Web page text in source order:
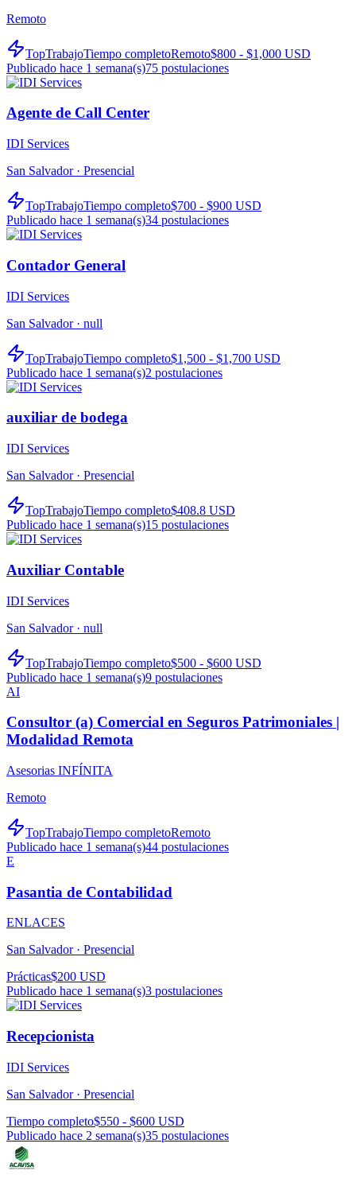
Remoto
TopTrabajoTiempo completoRemoto$800 - $1,000 USD
Publicado hace 1 semana(s)75 postulaciones
Agente de Call Center
IDI Services
San Salvador · Presencial
TopTrabajoTiempo completo$700 - $900 USD
Publicado hace 1 semana(s)34 postulaciones
Contador General
IDI Services
San Salvador · null
TopTrabajoTiempo completo$1,500 - $1,700 USD
Publicado hace 1 semana(s)2 postulaciones
auxiliar de bodega
IDI Services
San Salvador · Presencial
TopTrabajoTiempo completo$408.8 USD
Publicado hace 1 semana(s)15 postulaciones
Auxiliar Contable
IDI Services
San Salvador · null
TopTrabajoTiempo completo$500 - $600 USD
Publicado hace 1 semana(s)9 postulaciones
AI
Consultor (a) Comercial en Seguros Patrimoniales |
Modalidad Remota
Asesorias INFÍNITA
Remoto
TopTrabajoTiempo completoRemoto
Publicado hace 1 semana(s)44 postulaciones
E
Pasantia de Contabilidad
ENLACES
San Salvador · Presencial
Prácticas$200 USD
Publicado hace 1 semana(s)3 postulaciones
Recepcionista
IDI Services
San Salvador · Presencial
Tiempo completo$550 - $600 USD
Publicado hace 2 semana(s)35 postulaciones